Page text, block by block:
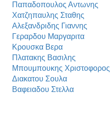
Παπαδοπουλος Αντωνης
Χατζηπαυλης Σταθης
Αλεξανδριδης Γιαννης
Γεραρδου Μαργαριτα
Κρουσκα Βερα
Πλατακης Βασιλης
Μπουμπουκης Χριστοφορος
Διακατου Σουλα
Βαφειαδου Στελλα